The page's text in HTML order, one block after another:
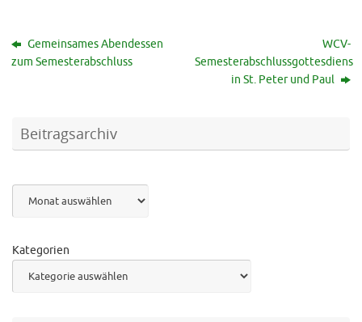
Gemeinsames Abendessen
zum Semesterabschluss
WCV-
Semesterabschlussgottesdienst
in St. Peter und Paul
Beitragsarchiv
Kategorien